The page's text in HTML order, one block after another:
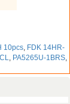
10pcs, FDK 14HR-
, PA5265U-1BRS,